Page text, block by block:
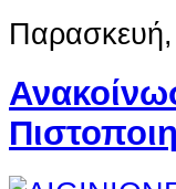
Παρασκευή,